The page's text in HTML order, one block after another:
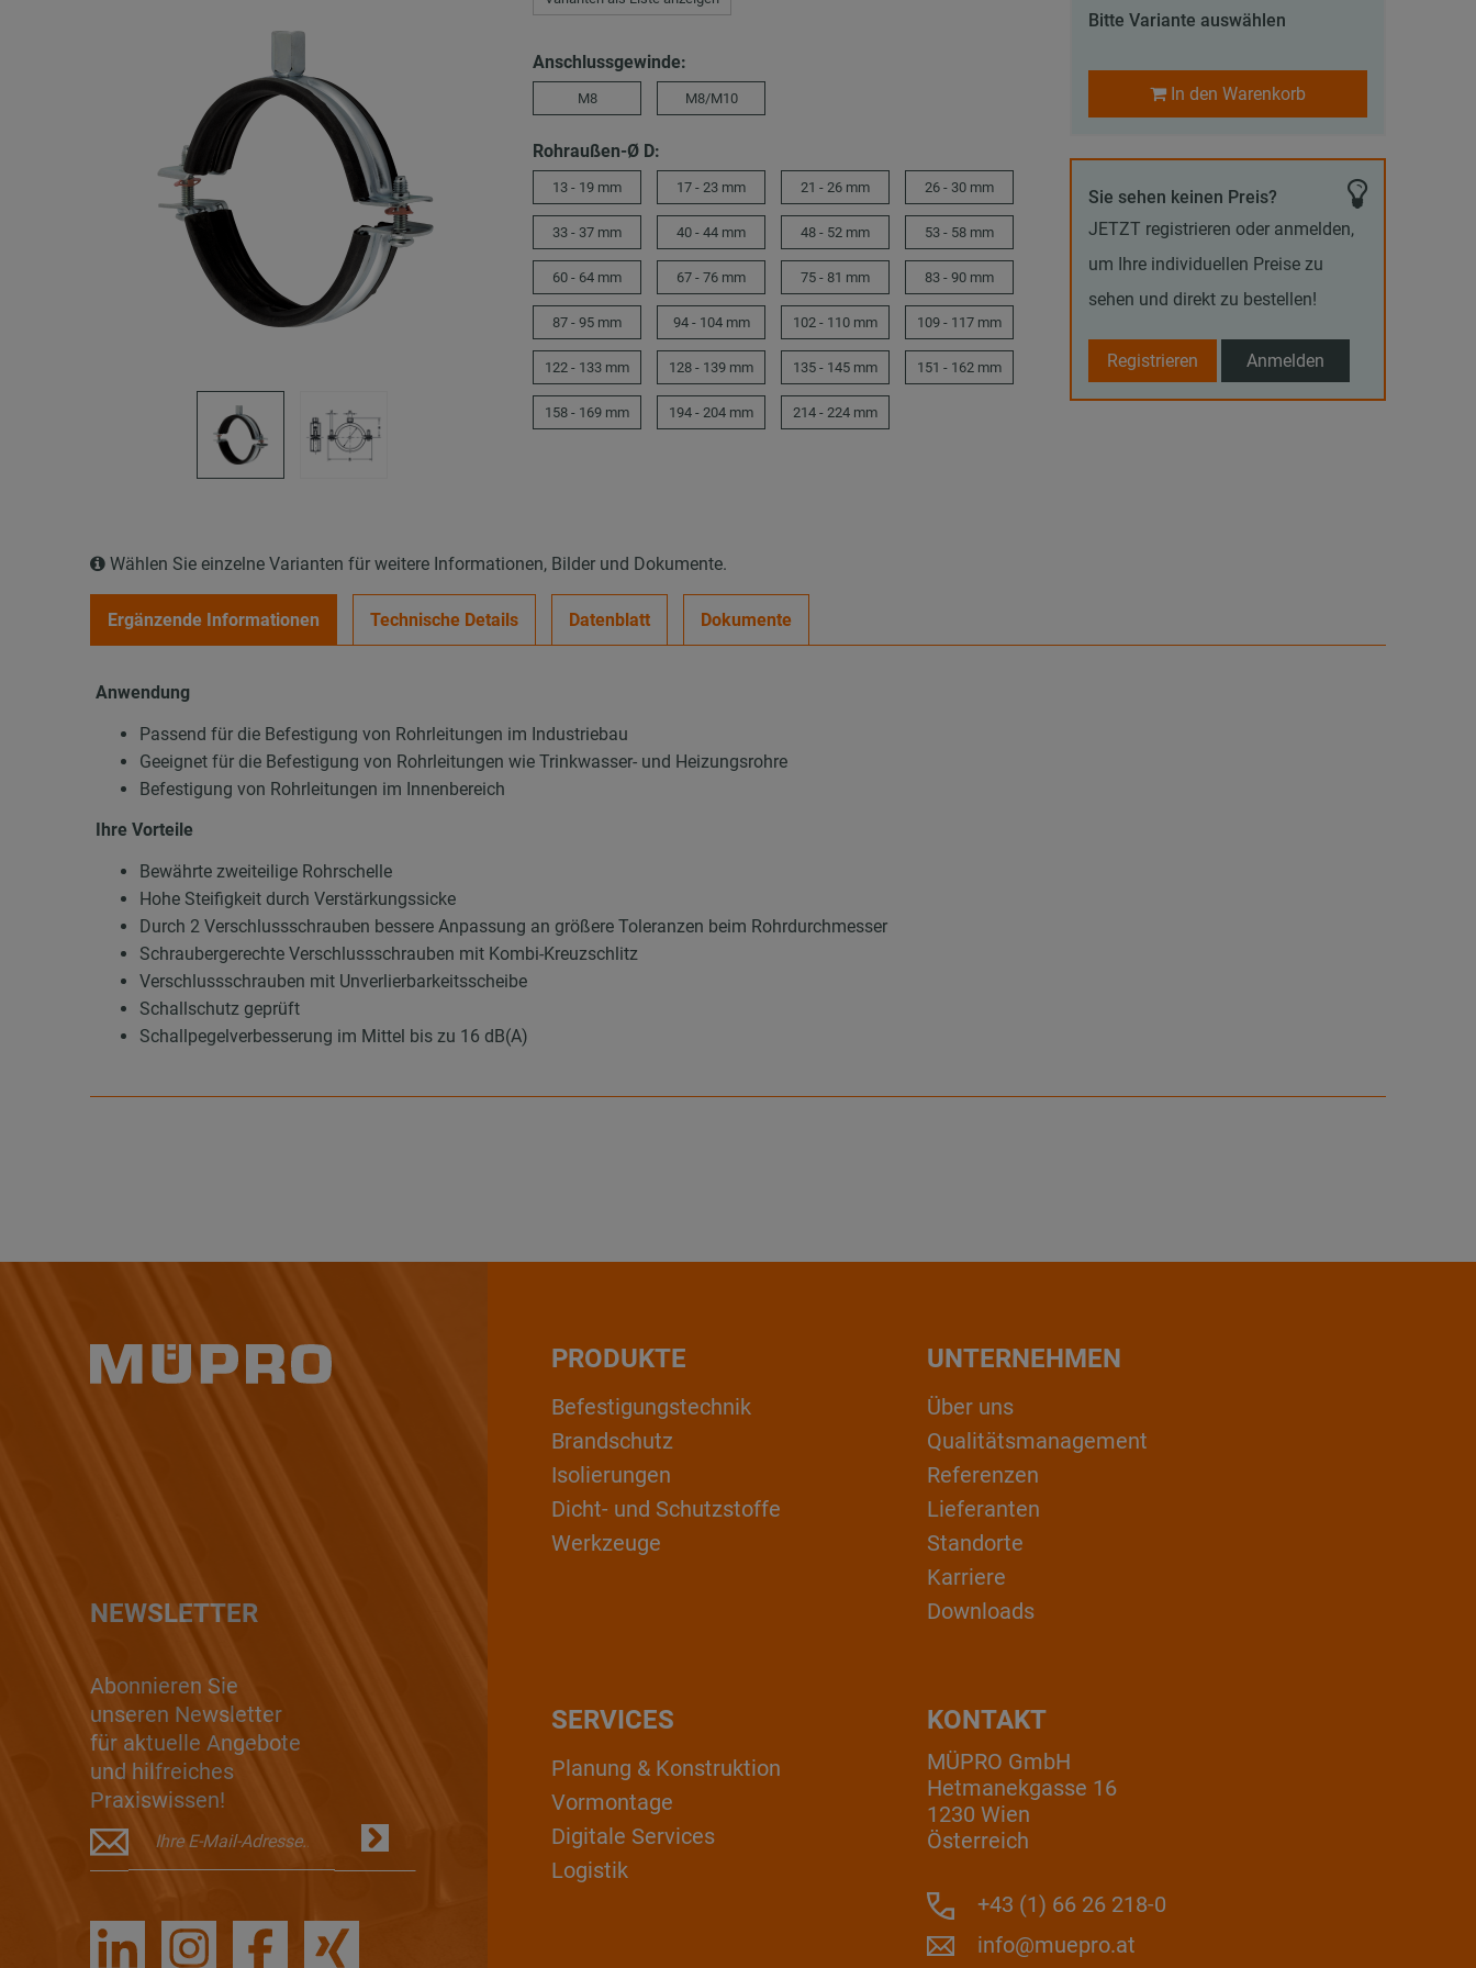
Anschlussgewinde:
M8 M8/M10
Rohraußen-Ø D:
13 - 19 mm 17 - 23 mm 21 - 26 mm 26 - 30 mm
33 - 37 mm 40 - 44 mm 48 - 52 mm 53 - 58 mm
60 - 64 mm 67 - 76 mm 75 - 81 mm 83 - 90 mm
87 - 95 mm 94 - 104 mm 102 - 110 mm 109 - 117 mm
122 - 133 mm 128 - 139 mm 135 - 145 mm 151 - 162 mm
158 - 169 mm 194 - 204 mm 214 - 224 mm
Bitte Variante auswählen
In den Warenkorb
Sie sehen keinen Preis?
JETZT registrieren oder anmelden,
um Ihre individuellen Preise zu
sehen und direkt zu bestellen!
Registrieren Anmelden
Wählen Sie einzelne Varianten für weitere Informationen, Bilder und Dokumente.
Ergänzende Informationen Technische Details Datenblatt Dokumente
Anwendung
Passend für die Befestigung von Rohrleitungen im Industriebau
Geeignet für die Befestigung von Rohrleitungen wie Trinkwasser- und Heizungsrohre
Befestigung von Rohrleitungen im Innenbereich
Ihre Vorteile
Bewährte zweiteilige Rohrschelle
Hohe Steifigkeit durch Verstärkungssicke
Durch 2 Verschlussschrauben bessere Anpassung an größere Toleranzen beim Rohrdurchmesser
Schraubergerechte Verschlussschrauben mit Kombi-Kreuzschlitz
Verschlussschrauben mit Unverlierbarkeitsscheibe
Schallschutz geprüft
Schallpegelverbesserung im Mittel bis zu 16 dB(A)
NEWSLETTER
Abonnieren Sie
unseren Newsletter
für aktuelle Angebote
und hilfreiches
Praxiswissen!
PRODUKTE
Befestigungstechnik
Brandschutz
Isolierungen
Dicht- und Schutzstoffe
Werkzeuge
UNTERNEHMEN
Über uns
Qualitätsmanagement
Referenzen
Lieferanten
Standorte
Karriere
Downloads
KONTAKT
MÜPRO GmbH
Hetmanekgasse 16
1230 Wien
Österreich
+43 (1) 66 26 218-0
info@muepro.at
SERVICES
Planung & Konstruktion
Vormontage
Digitale Services
Logistik